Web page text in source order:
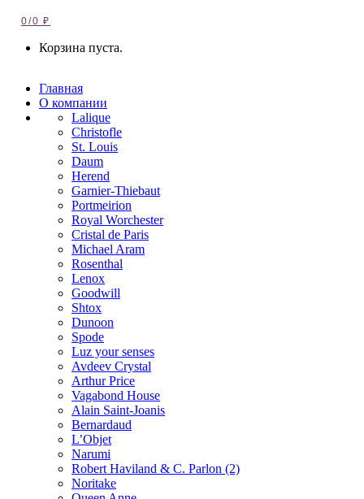
0/0₽
Корзина пуста.
Главная
О компании
Lalique
Christofle
St. Louis
Daum
Herend
Garnier-Thiebaut
Portmeirion
Royal Worchester
Cristal de Paris
Michael Aram
Rosenthal
Lenox
Goodwill
Shtox
Dunoon
Spode
Luz your senses
Avdeev Crystal
Arthur Price
Vagabond House
Alain Saint-Joanis
Bernardaud
L’Objet
Narumi
Robert Haviland & C. Parlon (2)
Noritakе